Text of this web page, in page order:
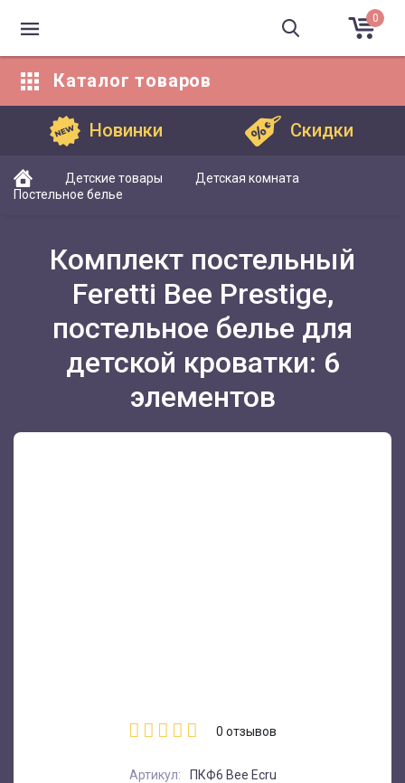
0
Каталог товаров
Новинки Скидки
Детские товары
Детская комната
Постельное белье
Комплект постельный
Feretti Bee Prestige,
постельное белье для
детской кроватки: 6
элементов
0 отзывов
Артикул: ПКФ6 Bee Ecru